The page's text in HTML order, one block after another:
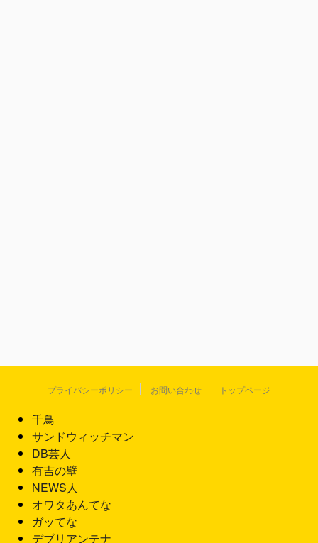
プライバシーポリシー お問い合わせ トップページ
千鳥
サンドウィッチマン
DB芸人
有吉の壁
NEWS人
オワタあんてな
ガッてな
デブリアンテナ